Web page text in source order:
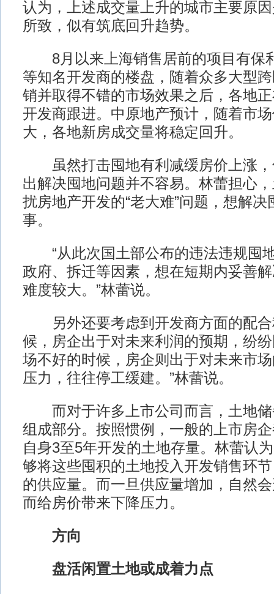
认为，上述成交量上升的城市主要原
所致，似有筑底回升趋势。
8月以来上海销售居前的项目有保
等知名开发商的楼盘，随着众多大型
销并取得不错的市场效果之后，各地
开发商跟进。中原地产预计，随着市
大，各地新房成交量将稳定回升。
虽然打击囤地有利减缓房价上涨，
出解决囤地问题并不容易。林蕾担心
扰房地产开发的“老大难”问题，想解
事。
“从此次国土部公布的违法违规囤
政府、拆迁等因素，想在短期内妥善
难度较大。”林蕾说。
另外还要考虑到开发商方面的配合
候，房企出于对未来利润的预期，纷
场不好的时候，房企则出于对未来市
压力，往往停工缓建。”林蕾说。
而对于许多上市公司而言，土地储
组成部分。按照惯例，一般的上市房
自身3至5年开发的土地存量。林蕾认
够将这些囤积的土地投入开发销售环
的供应量。而一旦供应量增加，自然
而给房价带来下降压力。
方向
盘活闲置土地或成着力点